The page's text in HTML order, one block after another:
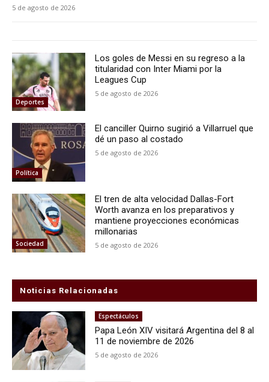
5 de agosto de 2026
Deportes
Los goles de Messi en su regreso a la
titularidad con Inter Miami por la
Leagues Cup
5 de agosto de 2026
Política
El canciller Quirno sugirió a Villarruel que
dé un paso al costado
5 de agosto de 2026
Sociedad
El tren de alta velocidad Dallas-Fort
Worth avanza en los preparativos y
mantiene proyecciones económicas
millonarias
5 de agosto de 2026
Noticias Relacionadas
Espectáculos
Papa León XIV visitará Argentina del 8 al
11 de noviembre de 2026
5 de agosto de 2026